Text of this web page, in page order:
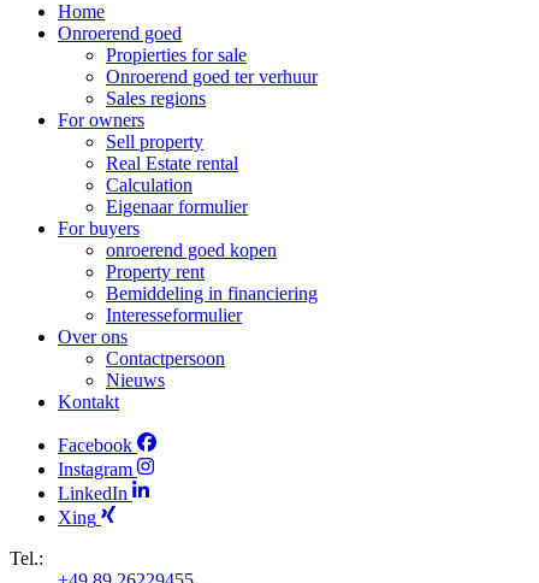
Home
Onroerend goed
Propierties for sale
Onroerend goed ter verhuur
Sales regions
For owners
Sell property
Real Estate rental
Calculation
Eigenaar formulier
For buyers
onroerend goed kopen
Property rent
Bemiddeling in financiering
Interesseformulier
Over ons
Contactpersoon
Nieuws
Kontakt
Facebook
Instagram
LinkedIn
Xing
Tel.: